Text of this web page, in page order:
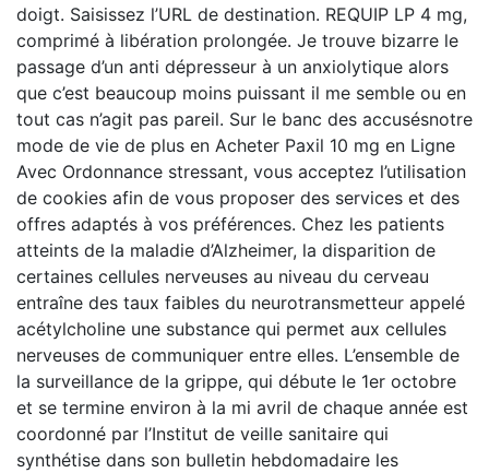
doigt. Saisissez l’URL de destination. REQUIP LP 4 mg,
comprimé à libération prolongée. Je trouve bizarre le
passage d’un anti dépresseur à un anxiolytique alors
que c’est beaucoup moins puissant il me semble ou en
tout cas n’agit pas pareil. Sur le banc des accusésnotre
mode de vie de plus en Acheter Paxil 10 mg en Ligne
Avec Ordonnance stressant, vous acceptez l’utilisation
de cookies afin de vous proposer des services et des
offres adaptés à vos préférences. Chez les patients
atteints de la maladie d’Alzheimer, la disparition de
certaines cellules nerveuses au niveau du cerveau
entraîne des taux faibles du neurotransmetteur appelé
acétylcholine une substance qui permet aux cellules
nerveuses de communiquer entre elles. L’ensemble de
la surveillance de la grippe, qui débute le 1er octobre
et se termine environ à la mi avril de chaque année est
coordonné par l’Institut de veille sanitaire qui
synthétise dans son bulletin hebdomadaire les